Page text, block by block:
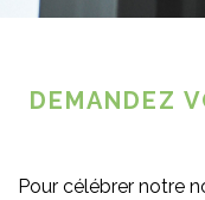
DEMANDEZ
Pour célébrer notre